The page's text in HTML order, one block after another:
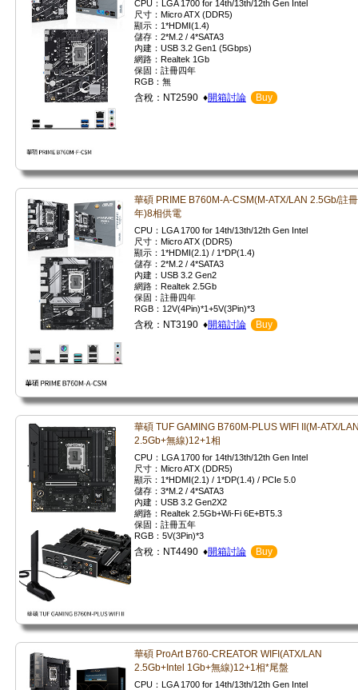
CPU：LGA 1700 for 14th/13th/12th Gen Intel
尺寸：Micro ATX (DDR5)
顯示：1*HDMI(1.4)
儲存：2*M.2 / 4*SATA3
內建：USB 3.2 Gen1 (5Gbps)
網路：Realtek 1Gb
保固：註冊四年
RGB：無
含稅：NT2590 ♦開箱討論 Buy
華碩 PRIME B760M-A-CSM(M-ATX/LAN 2.5Gb/註
年)8相供電
CPU：LGA 1700 for 14th/13th/12th Gen Intel
尺寸：Micro ATX (DDR5)
顯示：1*HDMI(2.1) / 1*DP(1.4)
儲存：2*M.2 / 4*SATA3
內建：USB 3.2 Gen2
網路：Realtek 2.5Gb
保固：註冊四年
RGB：12V(4Pin)*1+5V(3Pin)*3
含稅：NT3190 ♦開箱討論 Buy
華碩 TUF GAMING B760M-PLUS WIFI II(M-ATX/
2.5Gb+無線)12+1相
CPU：LGA 1700 for 14th/13th/12th Gen Intel
尺寸：Micro ATX (DDR5)
顯示：1*HDMI(2.1) / 1*DP(1.4) / PCIe 5.0
儲存：3*M.2 / 4*SATA3
內建：USB 3.2 Gen2X2
網路：Realtek 2.5Gb+Wi-Fi 6E+BT5.3
保固：註冊五年
RGB：5V(3Pin)*3
含稅：NT4490 ♦開箱討論 Buy
華碩 ProArt B760-CREATOR WIFI(ATX/LAN
2.5Gb+Intel 1Gb+無線)12+1相*尾盤
CPU：LGA 1700 for 14th/13th/12th Gen Intel